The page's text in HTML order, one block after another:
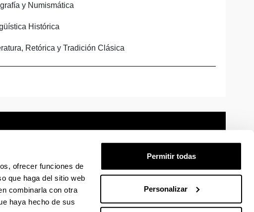
ofrecer funciones de
que haga del sitio web
combinarla con otra
haya hecho de sus
Permitir todas
Personalizar
y Numismática
Histórica
Retórica y Tradición Clásica
Información legal Mapa Ayuda Contacto
Bluesky
La EHU en FacebookLa EHU en LinkedinLa EHU en InstagramLa EHU en YoutubeLa EHU en VimeoLa EHU en Flickr